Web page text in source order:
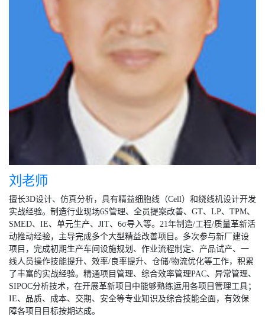
刘老师
擅长3D设计、仿真分析，具有精益细胞线（Cell）和绕线机设计开发
实战经验。制造行业现场6S管理、全员提案改善、GT、LP、TPM、
SMED、IE、单元生产、JIT、6σ导入等。21年制造/工程/质量革新活
动推动经验，主导完成多个大型精益改善项目。多次参与新厂建设
项目，完成初期生产车间设施规划、作业流程制定、产品试产、一
线人员操作技能提升、效率/良率提升、仓储/物流优化等工作，积累
了丰富的实战经验。精通项目管理、综合效率管理PAC、异常管理、
SIPOC分析技术，在开展革新项目中能够熟练运用各项目管理工具；
IE、品质、成本、交期、安全等专业知识及综合技能全面，有效保
障各项目目标按期达成。